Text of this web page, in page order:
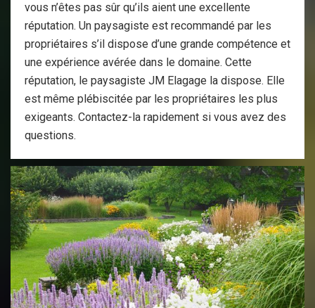
vous n’êtes pas sûr qu’ils aient une excellente
réputation. Un paysagiste est recommandé par les
propriétaires s’il dispose d’une grande compétence et
une expérience avérée dans le domaine. Cette
réputation, le paysagiste JM Elagage la dispose. Elle
est même plébiscitée par les propriétaires les plus
exigeants. Contactez-la rapidement si vous avez des
questions.